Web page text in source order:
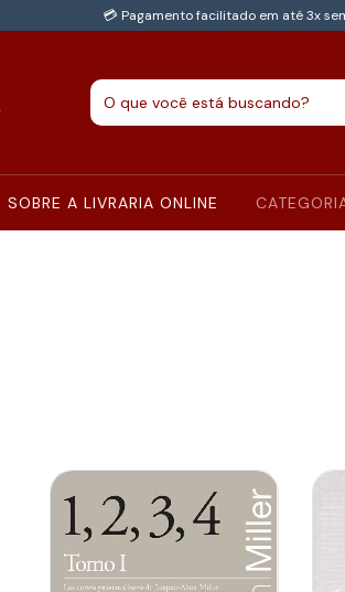
💳 Pagamento facilitado em até 3x
SOBRE A LIVRARIA ONLINE